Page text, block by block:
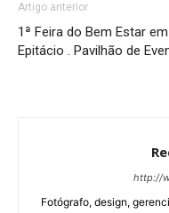
Artigo anterior
1ª Feira do Bem Estar em
Epitácio . Pavilhão de
http://
Fotógrafo, design,